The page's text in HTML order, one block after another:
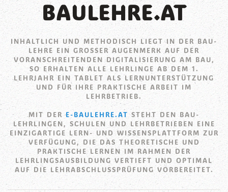
BAULEHRE.AT
INHALTLICH UND METHODISCH LIEGT IN DER BAU-
LEHRE EIN GROSSER AUGENMERK AUF DER V
ORANSCHREITENDEN DIGITALISIERUNG AM BAU, S
O ERHALTEN ALLE LEHRLINGE AB DEM 1. L
EHRJAHR EIN TABLET ALS LERNUNTERSTÜTZUNG U
ND FÜR IHRE PRAKTISCHE ARBEIT IM L
EHRBETRIEB.
MIT DERE-BAULEHRE.AT STEHT DEN BAU-
LEHRLINGEN, SCHULEN UND LEHRBETRIEBEN EINE
EINZIGARTIGE LERN- UND WISSENSPLATTFORM ZUR
VERFÜGUNG, DIE DAS THEORETISCHE UND
PRAKTISCHE LERNEN IM RAHMEN DER
LEHRLINGSAUSBILDUNG VERTIEFT UND OPTIMAL
AUF DIE LEHRABSCHLUSSPRÜFUNG VORBEREITET.